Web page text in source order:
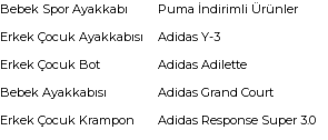
Bebek Spor Ayakkabı
Erkek Çocuk Ayakkabısı
Erkek Çocuk Bot
Bebek Ayakkabısı
Erkek Çocuk Krampon
Puma İndirimli Ürünler
Adidas Y-3
Adidas Adilette
Adidas Grand Court
Adidas Response Super 3.0